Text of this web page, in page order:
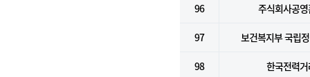
96 주식회사공
97 보건복지부 국립
98 한국전력